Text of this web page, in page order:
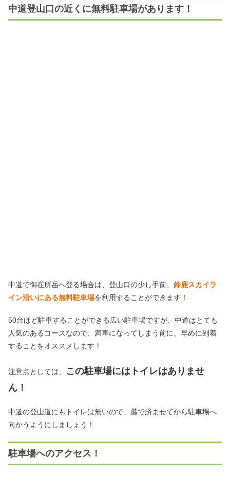
中道登山口の近くに無料駐車場があります！
中道で御在所岳へ登る場合は、登山口の少し手前、 鈴鹿スカイラ
イン沿いにある無料駐車場を利用することができます！
50台ほど駐車することができる広い駐車場ですが、中道はとても
人気のあるコースなので、満車になってしまう前に、早めに到着
することをオススメします！
注意点としては、
この駐車場にはトイレはありませ
ん！
中道の登山道にもトイレは無いので、麓で済ませてから駐車場へ
向かうようにしましょう！
駐車場へのアクセス！